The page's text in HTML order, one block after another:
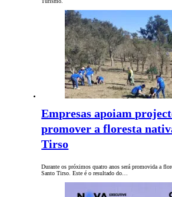
Empresas apoiam
promover a floresta
Tirso
Durante os próximos quatro anos será promovida a
Santo Tirso. Este é o resultado do…